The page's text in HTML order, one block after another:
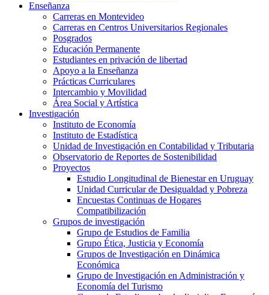
Enseñanza
Carreras en Montevideo
Carreras en Centros Universitarios Regionales
Posgrados
Educación Permanente
Estudiantes en privación de libertad
Apoyo a la Enseñanza
Prácticas Curriculares
Intercambio y Movilidad
Área Social y Artística
Investigación
Instituto de Economía
Instituto de Estadística
Unidad de Investigación en Contabilidad y Tributaria
Observatorio de Reportes de Sostenibilidad
Proyectos
Estudio Longitudinal de Bienestar en Uruguay
Unidad Curricular de Desigualdad y Pobreza
Encuestas Continuas de Hogares
Compatibilización
Grupos de investigación
Grupo de Estudios de Familia
Grupo Ética, Justicia y Economía
Grupos de Investigación en Dinámica
Económica
Grupo de Investigación en Administración y
Economía del Turismo